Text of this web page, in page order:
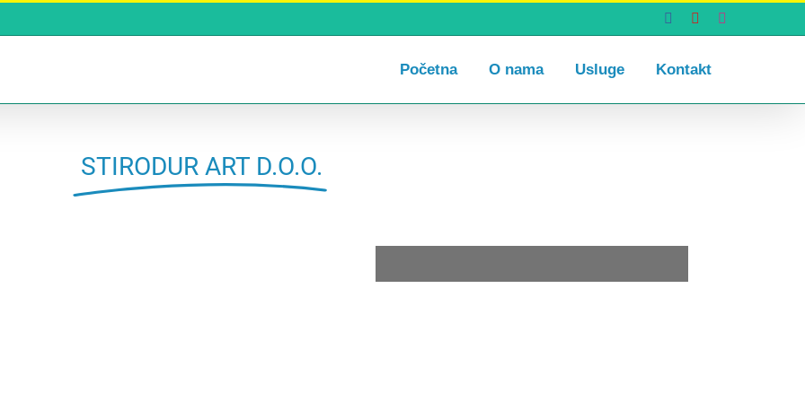
FacebookYouTube
Početna O nama Usluge Kontakt
STIRODUR ART D.O.O.